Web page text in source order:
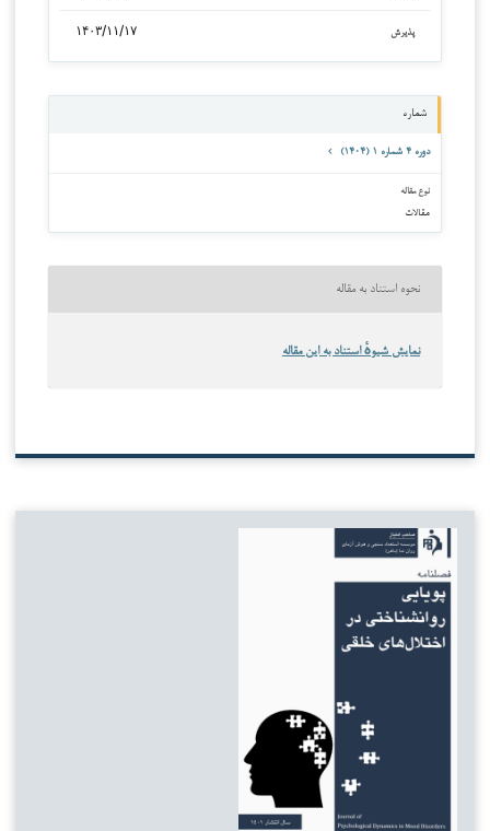
پذیرش ۱۴۰۳/۱۱/۱۷
شماره
دوره ۴ شماره ۱ (۱۴۰۴)
نوع مقاله
مقالات
نحوه استناد به مقاله
نمایش شیوهٔ استناد به این مقاله